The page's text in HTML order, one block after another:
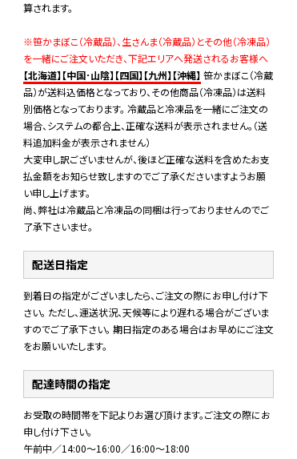
算されます。
※笹かまぼこ（冷蔵品）、生さんま（冷蔵品）とその他（冷凍品）
を一緒にご注文いただき、下記エリアへ発送されるお客様へ
【北海道】【中国･山陰】【四国】【九州】【沖縄】 笹かまぼこ（冷蔵
品）が送料込価格となっており、その他商品（冷凍品）は送料
別価格となっております。 冷蔵品と冷凍品を一緒にご注文の
場合、システムの都合上、正確な送料が表示されません。（送
料追加料金が表示されません）
大変申し訳ございませんが、後ほど正確な送料を含めたお支
払金額をお知らせ致しますのでご了承くださいますようお願
い申し上げます。
尚、弊社は冷蔵品と冷凍品の同梱は行っておりませんのでご
了承下さいませ。
配送日指定
到着日の指定がございましたら、ご注文の際にお申し付け下
さい。 ただし、運送状況、天候等により遅れる場合がございま
すのでご了承下さい。 期日指定のある場合はお早めにご注文
をお願いいたします。
配達時間の指定
お受取の時間帯を下記よりお選び頂けます。ご注文の際にお
申し付け下さい。
午前中／14:00～16:00／16:00～18:00